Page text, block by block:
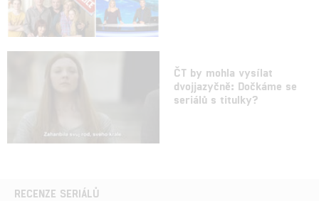
ČT by mohla vysílat
dvojjazyčně: Dočkáme se
seriálů s titulky?
RECENZE SERIÁLŮ